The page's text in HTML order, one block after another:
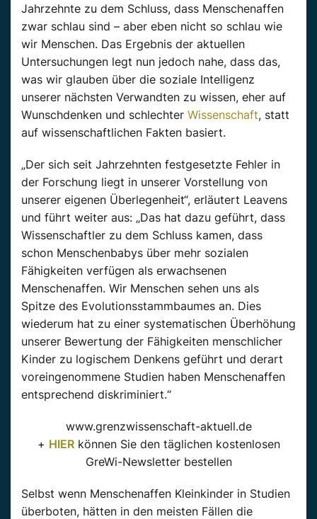
Jahrzehnte zu dem Schluss, dass Menschenaffen
zwar schlau sind – aber eben nicht so schlau wie
wir Menschen. Das Ergebnis der aktuellen
Untersuchungen legt nun jedoch nahe, dass das,
was wir glauben über die soziale Intelligenz
unserer nächsten Verwandten zu wissen, eher auf
Wunschdenken und schlechter Wissenschaft, statt
auf wissenschaftlichen Fakten basiert.
„Der sich seit Jahrzehnten festgesetzte Fehler in
der Forschung liegt in unserer Vorstellung von
unserer eigenen Überlegenheit“, erläutert Leavens
und führt weiter aus: „Das hat dazu geführt, dass
Wissenschaftler zu dem Schluss kamen, dass
schon Menschenbabys über mehr sozialen
Fähigkeiten verfügen als erwachsenen
Menschenaffen. Wir Menschen sehen uns als
Spitze des Evolutionsstammbaumes an. Dies
wiederum hat zu einer systematischen Überhöhung
unserer Bewertung der Fähigkeiten menschlicher
Kinder zu logischem Denkens geführt und derart
voreingenommene Studien haben Menschenaffen
entsprechend diskriminiert.“
www.grenzwissenschaft-aktuell.de
+ HIERkönnen Sie den täglichen kostenlosen
GreWi-Newsletter bestellen
Selbst wenn Menschenaffen Kleinkinder in Studien
überboten, hätten in den meisten Fällen die